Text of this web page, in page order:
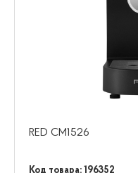
RED CM1526
Код товара: 196352